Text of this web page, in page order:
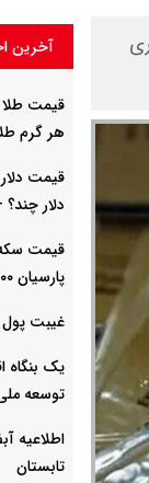
آخرین
هر گرم
دلار
پارسیان ۲۰۰ سوتی چند؟ + جدول
غیبت پول
یک بنگاه
توسعه
اطلاعیه
تابستان